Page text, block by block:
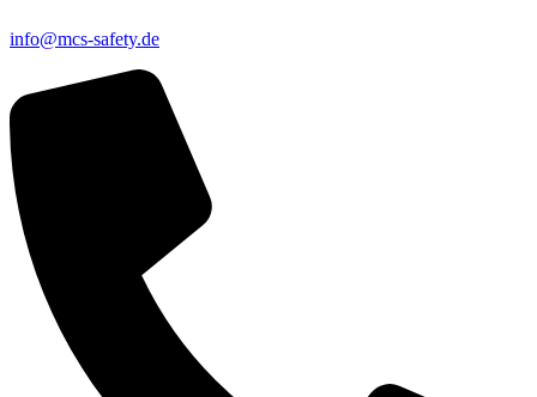
info@mcs-safety.de